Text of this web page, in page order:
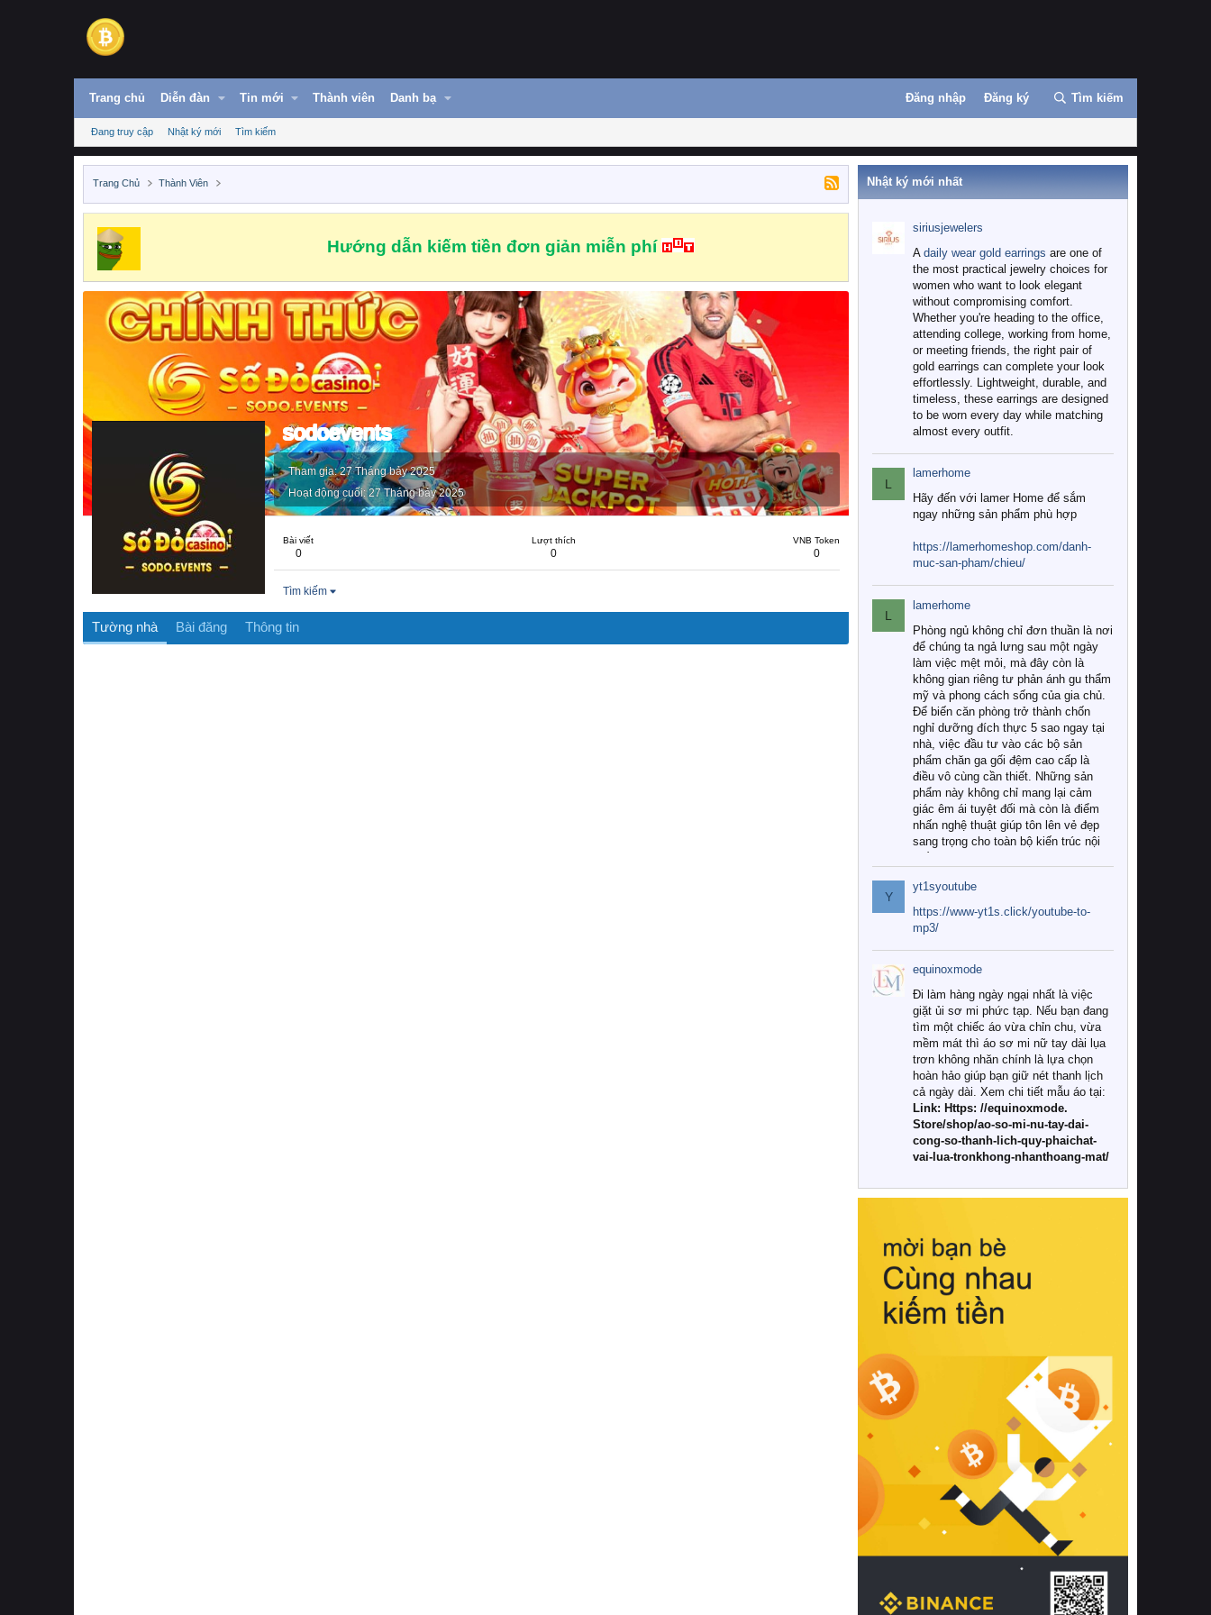
Trang chủ Diễn đàn Tin mới Thành viên Danh bạ Đăng nhập Đăng ký Tìm kiếm
Đang truy cập Nhật ký mới Tìm kiếm
Trang Chủ Thành Viên
Hướng dẫn kiếm tiền đơn giản miễn phí
sodoevents
Tham gia 27 Tháng bảy 2025
Hoạt động cuối 27 Tháng bảy 2025
Bài viết
0
Lượt thích
0
VNB Token
0
Tìm kiếm
Tường nhà Bài đăng Thông tin
Nhật ký mới nhất
siriusjewelers
A daily wear gold earrings are one of
the most practical jewelry choices for
women who want to look elegant
without compromising comfort.
Whether you're heading to the office,
attending college, working from home,
or meeting friends, the right pair of
gold earrings can complete your look
effortlessly. Lightweight, durable, and
timeless, these earrings are designed
to be worn every day while matching
almost every outfit.
L
lamerhome
Hãy đến với lamer Home để sắm
ngay những sản phẩm phù hợp
https://lamerhomeshop.com/danh-
muc-san-pham/chieu/
L
lamerhome
Phòng ngủ không chỉ đơn thuần là nơi
để chúng ta ngả lưng sau một ngày
làm việc mệt mỏi, mà đây còn là
không gian riêng tư phản ánh gu thẩm
mỹ và phong cách sống của gia chủ.
Để biến căn phòng trở thành chốn
nghỉ dưỡng đích thực 5 sao ngay tại
nhà, việc đầu tư vào các bộ sản
phẩm chăn ga gối đệm cao cấp là
điều vô cùng cần thiết. Những sản
phẩm này không chỉ mang lại cảm
giác êm ái tuyệt đối mà còn là điểm
nhấn nghệ thuật giúp tôn lên vẻ đẹp
sang trọng cho toàn bộ kiến trúc nội
Tuy nhiên, giữa thị trường đa dạng
với vô vàn thương hiệu và mẫu mã
như hiện nay, làm thế nào để chọn
được những bộ chăn ga gối đệm cao
cấp thực sự chất lượng, phù hợp với
khí hậu và nhu cầu sử dụng của gia
đình? Hãy cùng chúng tôi đi tìm lời
giải đáp chi tiết qua bài viết dưới đây.
1. Tại sao các gia đình hiện đại lại ưa
chuộng chăn ga gối đệm cao cấp?
Khác với các dòng sản phẩm thông
thường, những bộ chăn ga gối đệm
cao cấp trải qua quy trình sản xuất
nghiêm ngặt từ khâu chọn lọc nguyên
liệu tự nhiên đến công nghệ dệt
nhuộm hiện đại không chứa hóa chất
này, bạn sẽ cảm nhận rõ rệt sự khác
hồi chuẩn xác của phần đệm nâng đỡ
cột sống.
Bên cạnh đó, việc lựa chọn các dòng
sản phẩm đạt chuẩn chất lượng quốc
tế còn giúp ngăn ngừa tình trạng kích
khuẩn và nấm mốc trong điều kiện
thời tiết nóng ẩm. Bạn có thể tìm hiểu
thêm các nghiên cứu khoa học về tác
động của giấc ngủ và môi trường
phòng ngủ đối với sức khỏe con
người tại Sleep Foundation (External
Link) để có cái nhìn toàn diện hơn.
2. Các tiêu chí vàng khi lựa chọn
chăn ga gối đệm cao cấp cho phòng
ngủ
Để sở hữu một bộ chăn ga gối đệm
cao cấp hoàn hảo cả về thẩm mỹ lẫn
công năng, người tiêu dùng cần cân
nhắc kỹ lưỡng các tiêu chí quan trọng
Y
yt1syoutube
https://www-yt1s.click/youtube-to-
mp3/
equinoxmode
Đi làm hàng ngày ngại nhất là việc
giặt ủi sơ mi phức tạp. Nếu bạn đang
tìm một chiếc áo vừa chỉn chu, vừa
mềm mát thì áo sơ mi nữ tay dài lụa
trơn không nhăn chính là lựa chọn
hoàn hảo giúp bạn giữ nét thanh lịch
cả ngày dài. Xem chi tiết mẫu áo tại:
Link: Https: //equinoxmode.
Store/shop/ao-so-mi-nu-tay-dai-
cong-so-thanh-lich-quy-phaichat-
vai-lua-tronkhong-nhanthoang-mat/